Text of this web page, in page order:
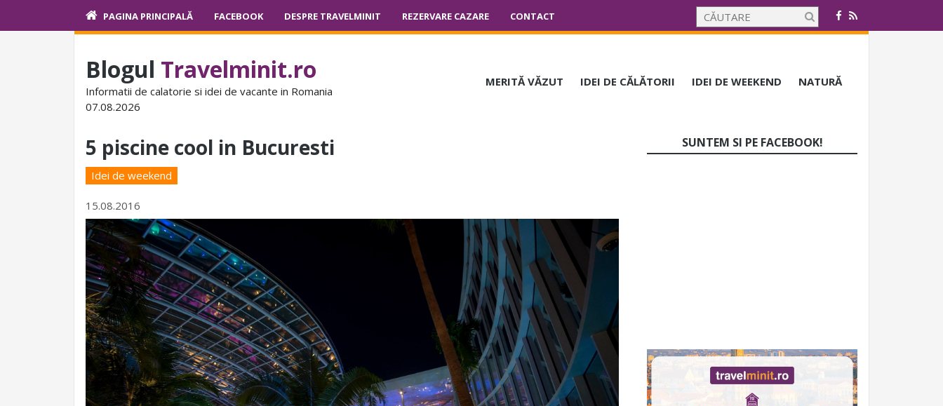
PAGINA PRINCIPALĂ FACEBOOK DESPRE TRAVELMINIT REZERVARE CAZARE CONTACT
Blogul Travelminit.ro
Informatii de calatorie si idei de vacante in Romania
07.08.2026
MERITĂ VĂZUT IDEI DE CĂLĂTORII IDEI DE WEEKEND NATURĂ
5 piscine cool in Bucuresti
Idei de weekend
15.08.2016
SUNTEM SI PE FACEBOOK!